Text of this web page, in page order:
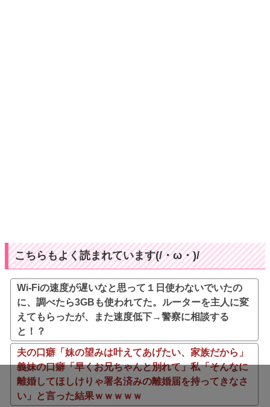
こちらもよく読まれています(/・ω・)/
Wi-Fiの速度が遅いなと思って１日使わないでいたの
に、調べたら3GBも使われてた。ルーターを主人に変
えてもらったが、また速度低下→警察に相談する
と！？
夫の口癖「妹の望みは叶えてあげたい、家族だから」
義妹の口癖「早くお兄ちゃんと別れて」私「そんなに
離婚してほしけりゃ署名済みの離婚届を持ってきなさ
い」と言った結果ｗｗｗｗｗ